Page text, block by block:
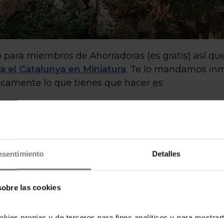
Detalles
las cookies
miembros de Ahorradoras (es gratis) así
el Catalunya en Miniatura. Te lo mandamos
lo que tienes que hacer es:
recibir el descuento exclusivo por correo
que te indicaremos y utilizar nuestro
Entradas mucho más económicas.
en Miniatura
una variedad de actividades y atracciones
algunas de las más destacadas: